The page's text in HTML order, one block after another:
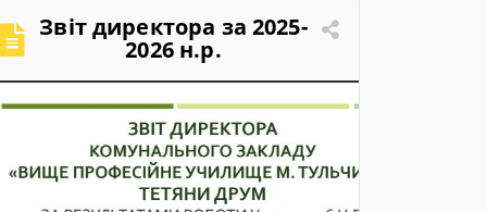
Звіт директора за 2025-
2026 н.р.